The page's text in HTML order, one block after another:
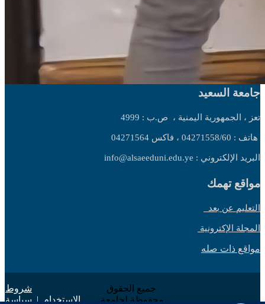
جامعة السعيد
تعز ، الجمهورية اليمنية ، ص.ب : 4999
هاتف : 04271558/60 ، فاكس 04271564
البريد الإلكتروني : info@alsaeeduni.edu.ye
مواقع تهمك
التعليم عن بعد
المجلة الإكترونية
مواقع ذات صله
جميع الحقوق
محفوظة لجامعة
شروط
الاستخدام
| سياسة